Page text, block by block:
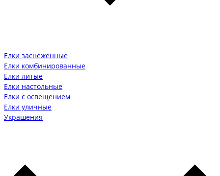
Елки заснеженные
Елки комбинированные
Елки литые
Елки настольные
Елки с освещением
Елки уличные
Украшения